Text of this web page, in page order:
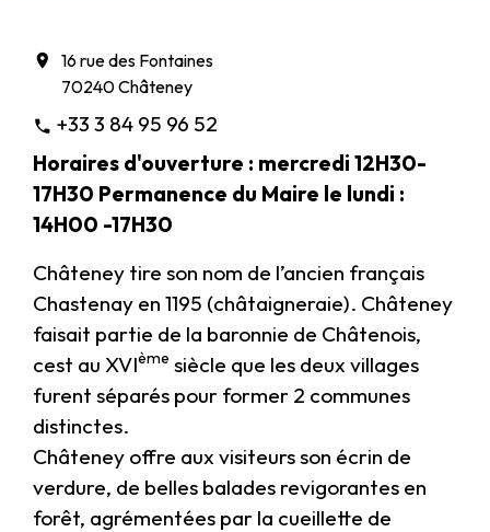
location_on
16 rue des Fontaines
70240 Châteney
phone +33 3 84 95 96 52
Horaires d'ouverture : mercredi 12H30-
17H30 Permanence du Maire le lundi :
14H00 -17H30
Châteney tire son nom de l’ancien français
Chastenay en 1195 (châtaigneraie). Châteney
faisait partie de la baronnie de Châtenois,
cest au XVIème siècle que les deux villages
furent séparés pour former 2 communes
distinctes.
Châteney offre aux visiteurs son écrin de
verdure, de belles balades revigorantes en
forêt, agrémentées par la cueillette de